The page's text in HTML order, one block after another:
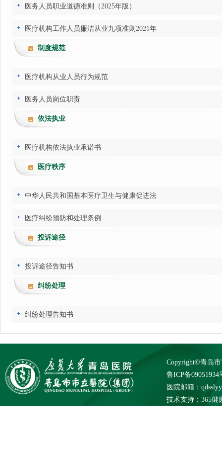
医务人员职业道德准则（2025年版）
医疗机构工作人员廉洁从业九项准则2021年
制度规范
医疗机构从业人员行为规范
医务人员岗位职责
依法执业
医疗机构依法执业承诺书
医疗秩序
中华人民共和国基本医疗卫生与健康促进法
医疗纠纷预防和处理条例
投诉途径
投诉途径告知书
纠纷处理
纠纷处理告知书
Copyright©青岛
鲁ICP备09051934
医院邮箱：
技术支持： 365健